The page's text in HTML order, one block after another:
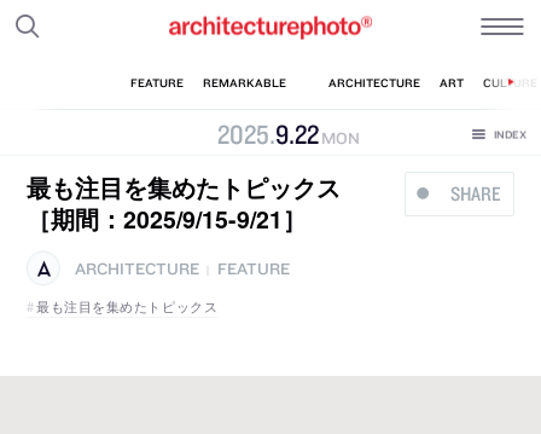
2025.9.22 MON
SHARE
最も注目を集めたトピックス
［期間：2025/9/15-9/21］
ARCHITECTURE
FEATURE
最も注目を集めたトピックス